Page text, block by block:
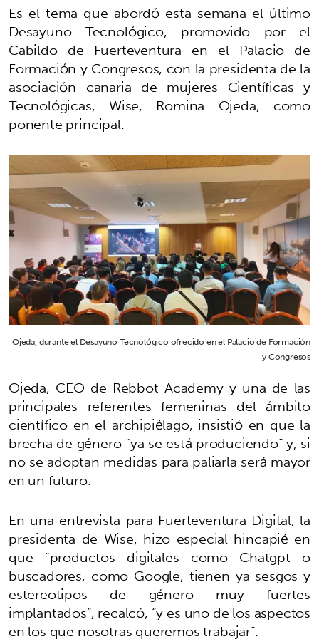
Es el tema que abordó esta semana el último
Desayuno Tecnológico, promovido por el
Cabildo de Fuerteventura en el Palacio de
Formación y Congresos, con la presidenta de la
asociación canaria de mujeres Científicas y
Tecnológicas, Wise, Romina Ojeda, como
ponente principal.
Ojeda, durante el Desayuno Tecnológico ofrecido en el Palacio de Formación
y Congresos
Ojeda, CEO de Rebbot Academy y una de las
principales referentes femeninas del ámbito
científico en el archipiélago, insistió en que la
brecha de género “ya se está produciendo” y, si
no se adoptan medidas para paliarla será mayor
en un futuro.
En una entrevista para Fuerteventura Digital, la
presidenta de Wise, hizo especial hincapié en
que “productos digitales como Chatgpt o
buscadores, como Google, tienen ya sesgos y
estereotipos de género muy fuertes
implantados”, recalcó, “y es uno de los aspectos
en los que nosotras queremos trabajar”.